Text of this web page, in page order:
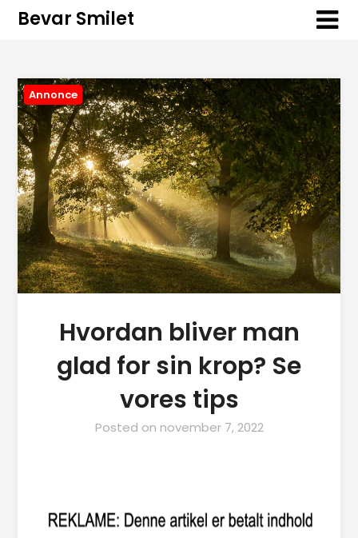
Bevar Smilet
Annonce
Hvordan bliver man
glad for sin krop? Se
vores tips
Posted on november 7, 2022